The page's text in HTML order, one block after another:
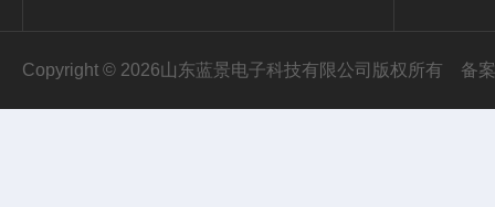
Copyright © 2026山东蓝景电子科技有限公司版权所有 备